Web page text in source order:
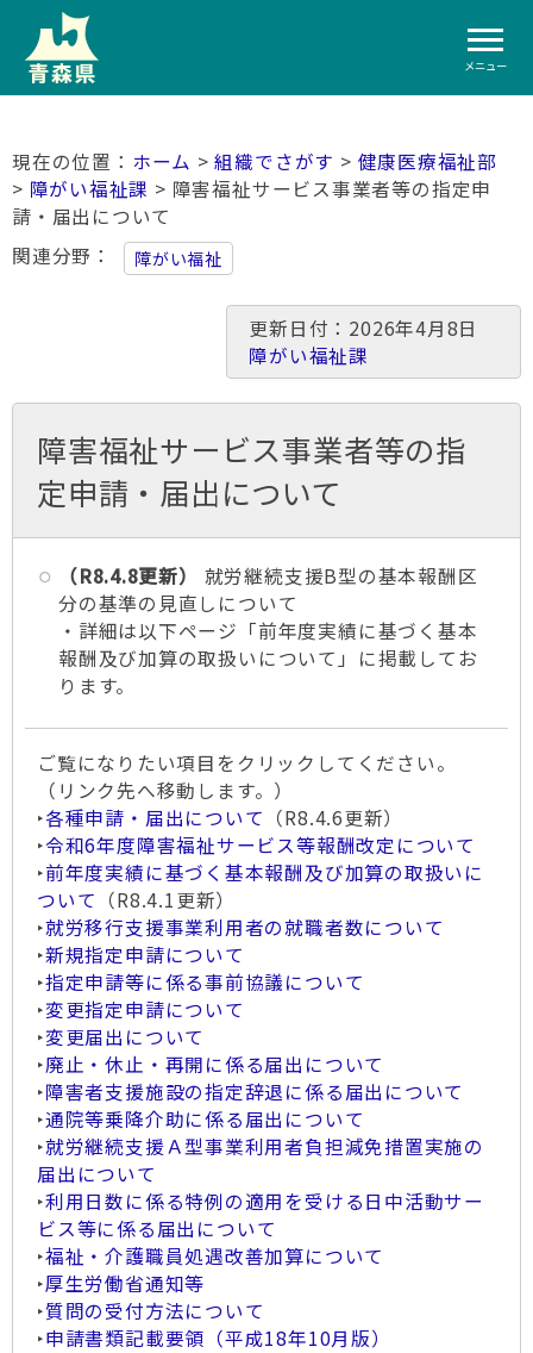
メニュー
ホーム >組織でさがす > 健康医療福祉部
> 障がい福祉課 > 障害福祉サービス事業者等の指定申
請・届出について
関連分野
障がい福祉
更新日付：2026年4月8日
障がい福祉課
障害福祉サービス事業者等の指
定申請・届出について
（R8.4.8更新）
就労継続支援B型の基本報酬区
分の基準の見直しについて
・詳細は以下ページ「前年度実績に基づく基本
報酬及び加算の取扱いについて」に掲載してお
ります。
ご覧になりたい項目をクリックしてください。
（リンク先へ移動します。）
‣各種申請・届出について （R8.4.6更新）
‣令和6年度障害福祉サービス等報酬改定について
‣前年度実績に基づく基本報酬及び加算の取扱いに
ついて （R8.4.1更新）
‣就労移行支援事業利用者の就職者数について
‣新規指定申請について
‣指定申請等に係る事前協議について
‣変更指定申請について
‣変更届出について
‣廃止・休止・再開に係る届出について
‣障害者支援施設の指定辞退に係る届出について
‣通院等乗降介助に係る届出について
‣就労継続支援Ａ型事業利用者負担減免措置実施の
届出について
‣利用日数に係る特例の適用を受ける日中活動サー
ビス等に係る届出について
‣福祉・介護職員処遇改善加算について
‣厚生労働省通知等
‣質問の受付方法について
‣申請書類記載要領（平成18年10月版）